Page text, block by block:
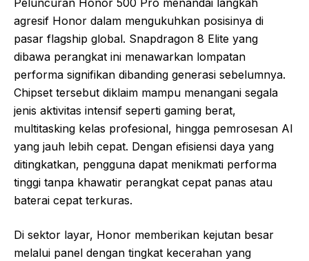
Peluncuran Honor 500 Pro menandai langkah
agresif Honor dalam mengukuhkan posisinya di
pasar flagship global. Snapdragon 8 Elite yang
dibawa perangkat ini menawarkan lompatan
performa signifikan dibanding generasi sebelumnya.
Chipset tersebut diklaim mampu menangani segala
jenis aktivitas intensif seperti gaming berat,
multitasking kelas profesional, hingga pemrosesan AI
yang jauh lebih cepat. Dengan efisiensi daya yang
ditingkatkan, pengguna dapat menikmati performa
tinggi tanpa khawatir perangkat cepat panas atau
baterai cepat terkuras.
Di sektor layar, Honor memberikan kejutan besar
melalui panel dengan tingkat kecerahan yang